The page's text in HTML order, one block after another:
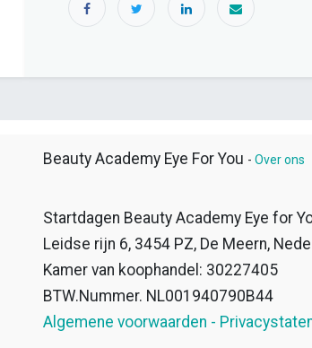
Beauty Academy Eye For You - Over ons
Startdagen Beauty Academy Eye for
Leidse rijn 6, 3454 PZ, De Meern,
Kamer van koophandel: 30227405
BTW.Nummer. NL001940790B44
Algemene voorwaarden -